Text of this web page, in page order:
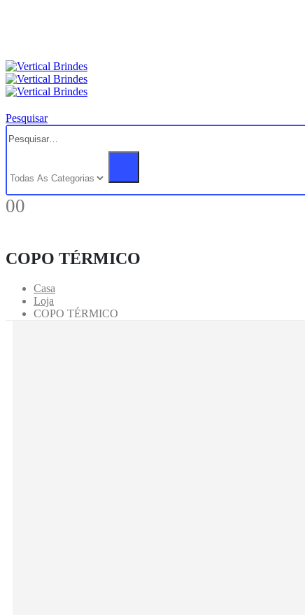
Pesquisar
00
COPO TÉRMICO
Casa
Loja
COPO TÉRMICO